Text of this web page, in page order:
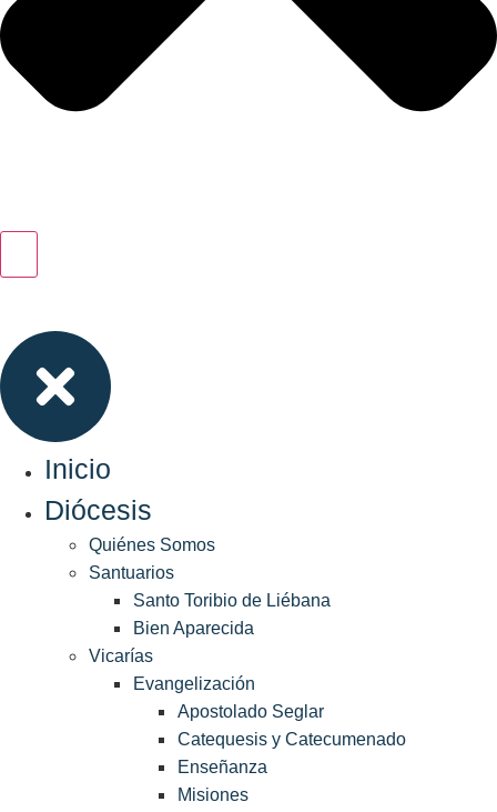
Inicio
Diócesis
Quiénes Somos
Santuarios
Santo Toribio de Liébana
Bien Aparecida
Vicarías
Evangelización
Apostolado Seglar
Catequesis y Catecumenado
Enseñanza
Misiones